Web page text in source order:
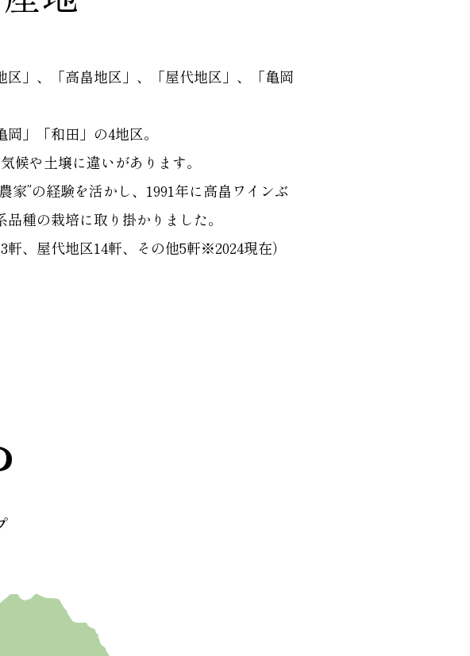
」、「高畠地区」、「屋代地区」、「亀岡
」「和田」の4地区。
候や土壌に違いがあります。
”の経験を活かし、1991年に高畠ワインぶ
種の栽培に取り掛かりました。
、屋代地区14軒、その他5軒※2024現在）